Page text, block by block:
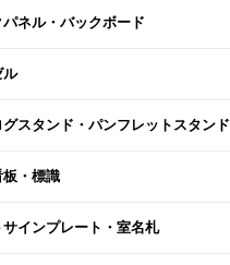
ネル・バックボード
ル
グスタンド・パンフレットスタンド
板・標識
サインプレート・室名札